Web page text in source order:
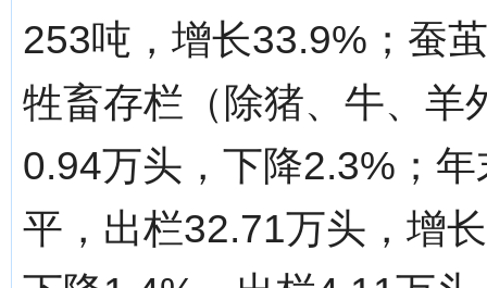
253吨，增长33.9%；蚕
牲畜存栏（除猪、牛、羊
0.94万头，下降2.3%；
平，出栏32.71万头，增